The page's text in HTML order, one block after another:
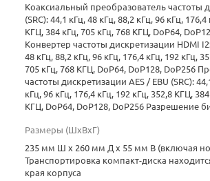
Коаксиальный преобразователь частоты
(SRC): 44,1 кГц, 48 кГц, 88,2 кГц, 96 кГц,
КГЦ, 384 кГц, 705 кГц, 768 КГЦ, DoP64,
Конвертер частоты дискретизации HDMI
48 кГц, 88,2 кГц, 96 кГц, 176,4 кГц, 192 кГц,
705 кГц, 768 КГЦ, DoP64, DoP128, DoP256
частоты дискретизации AES / EBU (SRC):
кГц, 96 кГц, 176,4 кГц, 192 кГц, 352,8 КГЦ,
КГЦ, DoP64, DoP128, DoP256 Разрешение
Размеры (ШхВхГ)
235 мм Ш х 260 мм Д х 55 мм В (включая
Транспортировка компакт-диска
края корпуса